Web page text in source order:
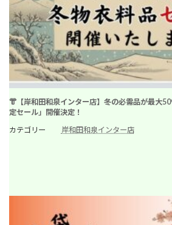
👘【岸和田和泉インター店】冬の必需品が最大
定セール」開催決定！
カテゴリー
岸和田和泉インター店